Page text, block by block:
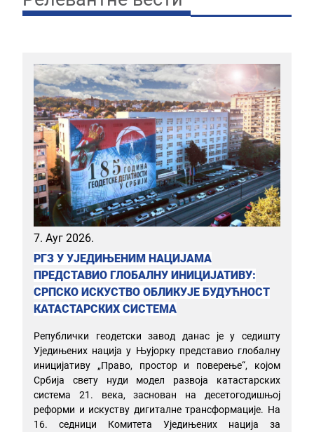
7. Ауг 2026.
РГЗ У УЈЕДИЊЕНИМ НАЦИЈАМА
ПРЕДСТАВИО ГЛОБАЛНУ ИНИЦИЈАТИВУ:
СРПСКО ИСКУСТВО ОБЛИКУЈЕ БУДУЋНОСТ
КАТАСТАРСКИХ СИСТЕМА
Републички геодетски завод данас је у седишту
Уједињених нација у Њујорку представио глобалну
иницијативу „Право, простор и поверење“, којом
Србија свету нуди модел развоја катастарских
система 21. века, заснован на десетогодишњој
реформи и искуству дигиталне трансформације. На
16. седници Комитета Уједињених нација за